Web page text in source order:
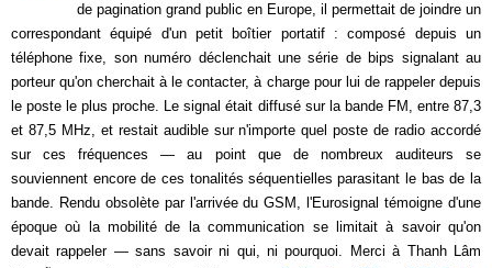
de pagination grand public en Europe, il permettait de joindre un
correspondant équipé d'un petit boîtier portatif : composé depuis un
téléphone fixe, son numéro déclenchait une série de bips signalant au
porteur qu'on cherchait à le contacter, à charge pour lui de rappeler depuis
le poste le plus proche. Le signal était diffusé sur la bande FM, entre 87,3
et 87,5 MHz, et restait audible sur n'importe quel poste de radio accordé
sur ces fréquences — au point que de nombreux auditeurs se
souviennent encore de ces tonalités séquentielles parasitant le bas de la
bande. Rendu obsolète par l'arrivée du GSM, l'Eurosignal témoigne d'une
époque où la mobilité de la communication se limitait à savoir qu'on
devait rappeler — sans savoir ni qui, ni pourquoi. Merci à Thanh Lâm